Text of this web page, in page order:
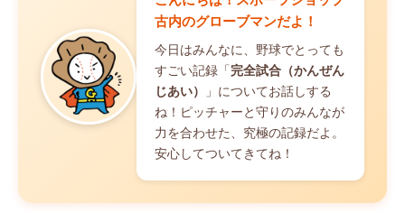
古内のグローブマンだよ！
今日はみんなに、野球でとっても
すごい記録「 完全試合（かんぜん
じあい）
」についてお話しする
ね！ピッチャーと守りのみんなが
力を合わせた、究極の記録だよ。
安心してついてきてね！